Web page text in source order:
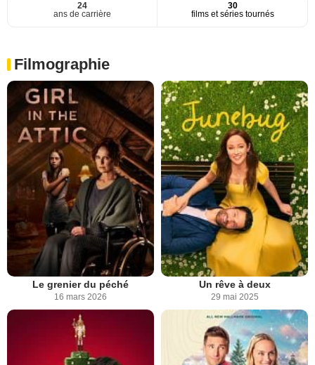
24
ans de carrière
30
films et séries tournés
Filmographie
Le grenier du péché
16 mars 2026
Un rêve à deux
29 mai 2025